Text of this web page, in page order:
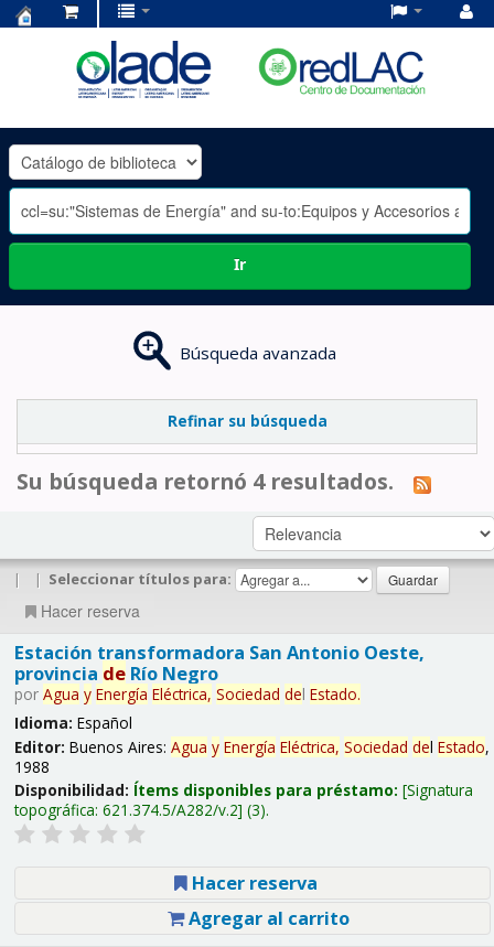
OLADE
-
Ir
Búsqueda avanzada
Refinar su búsqueda
Su búsqueda retornó 4 resultados.
| | Seleccionar títulos para:
Hacer reserva
Estación transformadora San Antonio Oeste,
provincia deRío Negro
por Agua y Energía Eléctrica, Sociedad del Estado.
Idioma: Español
Editor: Buenos Aires: Agua y Energía Eléctrica, Sociedad del Estado,
1988
Disponibilidad: Ítems disponibles para préstamo: Signatura
topográfica: 621.374.5/A282/v.2 (3).
Hacer reserva
Agregar al carrito